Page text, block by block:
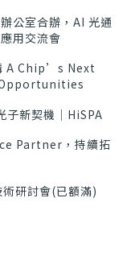
公室合辦，AI 光通
用交流會
A Chip’s Next
子新契機｜HiSPA
Partner，持續拓
術研討會(已額滿)